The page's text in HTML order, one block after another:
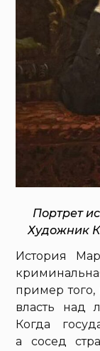
Портрет
Художник
История
пример того,
власть над
Когда
а сосед